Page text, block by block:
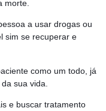
morte.
a usar drogas ou
sim se recuperar e
como um todo, já
sua vida.
e buscar tratamento